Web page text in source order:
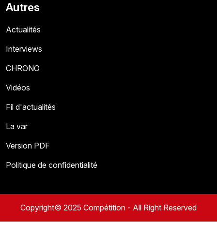
Autres
Actualités
Interviews
CHRONO
Vidéos
Fil d'actualités
La var
Version PDF
Politique de confidentialité
Copyright© 2025 Compétition - All Right Reserved